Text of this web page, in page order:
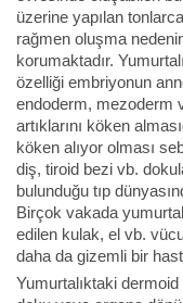
üzerine yapılan
rağmen oluşma
korumaktadır.
özelliği embriyonun
endoderm, mezoderm
artıklarını köken
köken alıyor olması
diş, tiroid bezi vb.
bulunduğu tıp
Birçok vakada
edilen kulak, el vb.
daha da gizemli bir
Yumurtalıktaki